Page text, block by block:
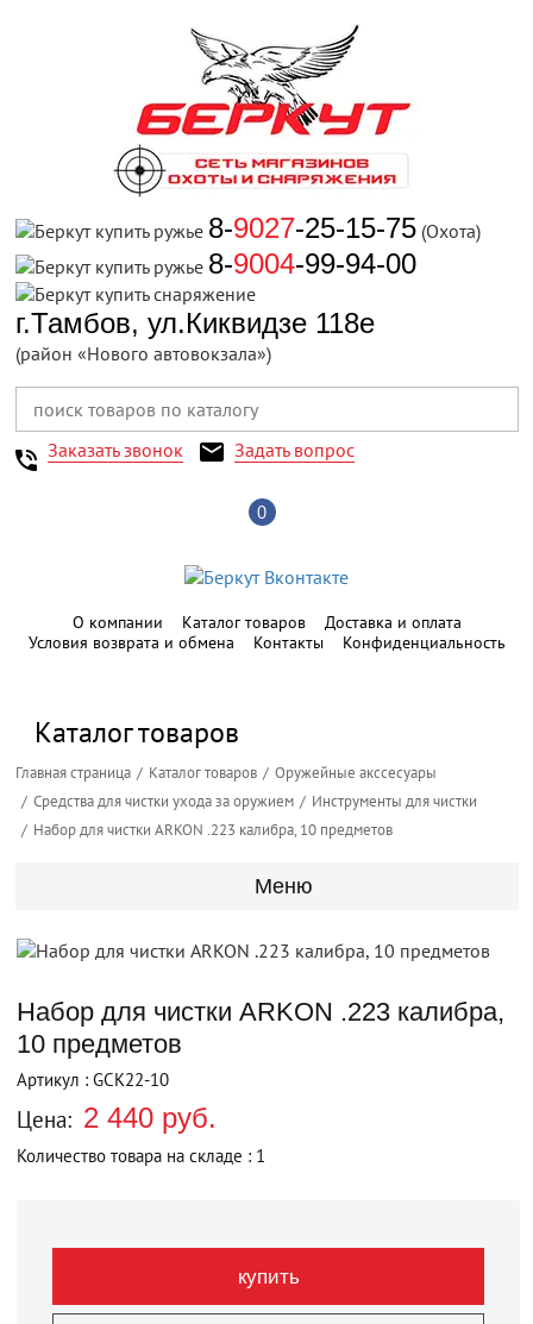
8-9027-25-15-75 (Охота)
8-9004-99-94-00
г.Тамбов, ул.Киквидзе 118е
(район «Нового автовокзала»)
Заказать звонок Задать вопрос
0
О компании Каталог товаров
Доставка и оплата
Условия возврата и обмена
Контакты Конфиденциальность
Каталог товаров
Главная страница Каталог товаров
Оружейные акссесуары
Средства для чистки ухода за оружием
Инструменты для чистки
Набор для чистки ARKON .223 калибра, 10 предметов
Меню
Набор для чистки ARKON .223 калибра,
10 предметов
Артикул : GCK22-10
Цена: 2 440 руб.
Количество товара на складе : 1
купить